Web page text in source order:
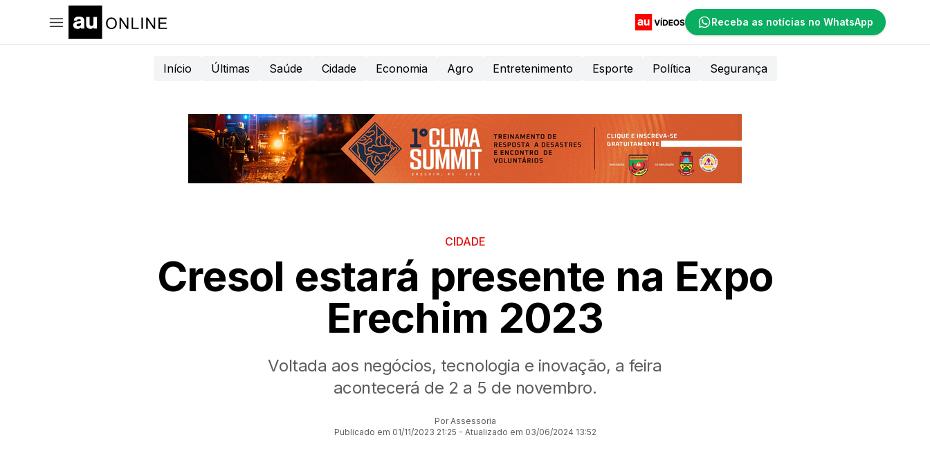
Receba as notícias no WhatsApp
Início Últimas Saúde Cidade Economia Agro Entretenimento Esporte Política Segurança
CIDADE
Cresol estará presente na Expo
Erechim 2023
Voltada aos negócios, tecnologia e inovação, a feira
acontecerá de 2 a 5 de novembro.
Por Assessoria
Publicado em 01/11/2023 21:25 - Atualizado em 03/06/2024 13:52